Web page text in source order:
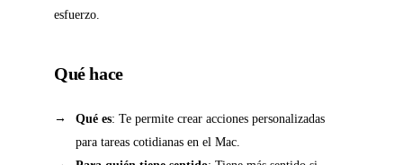
esfuerzo.
Qué hace
Qué es: Te permite crear acciones personalizadas
para tareas cotidianas en el Mac.